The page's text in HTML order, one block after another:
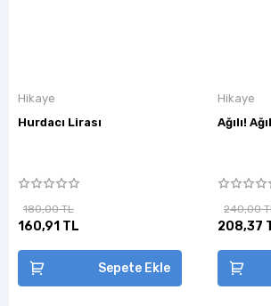
Hikaye
Hurdacı Lirası
180,00 TL
160,91 TL
Sepete Ekle
Hikaye
Ağılı!
240,00
208,37